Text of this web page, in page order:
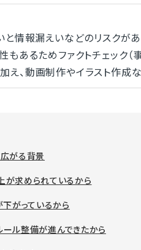
情報漏えいなどのリスクが
るためファクトチェック（
、動画制作やイラスト作成な
がる背景
が求められているから
がっているから
ル整備が進んできたから